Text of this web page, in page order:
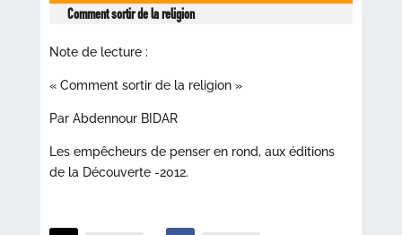
Comment sortir de la religion
Note de lecture :
« Comment sortir de la religion »
Par Abdennour BIDAR
Les empêcheurs de penser en rond, aux éditions
de la Découverte -2012.